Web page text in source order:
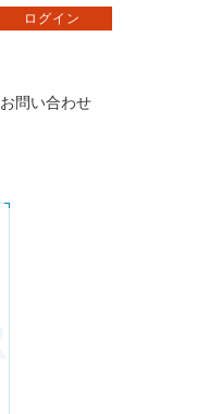
お問い合わせ
ログイン